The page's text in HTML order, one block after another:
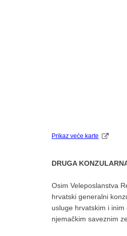
Prikaz veće karte
DRUGA
Osim Veleposlanstva
hrvatski generalni
usluge hrvatskim i
njemačkim saveznim